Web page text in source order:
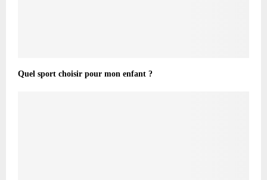
Quel sport choisir pour mon enfant ?